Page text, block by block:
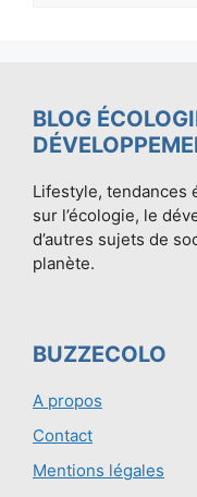
BLOG
Lifestyle, tendances
sur l’écologie, le
d’autres sujets de
planète.
BUZZECOLO
A propos
Contact
Mentions légales